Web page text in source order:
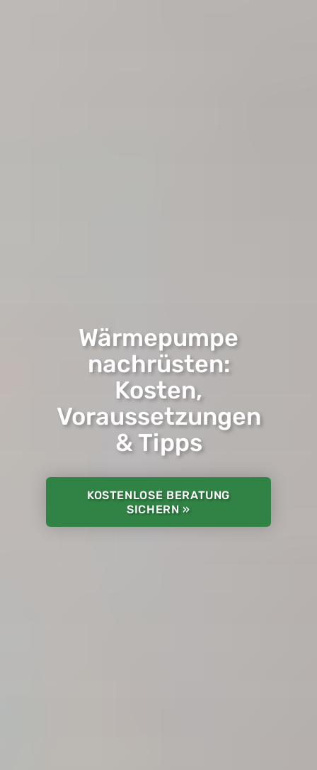
Wärmepumpe
nachrüsten:
Kosten,
Voraussetzungen
& Tipps
KOSTENLOSE BERATUNG
SICHERN »